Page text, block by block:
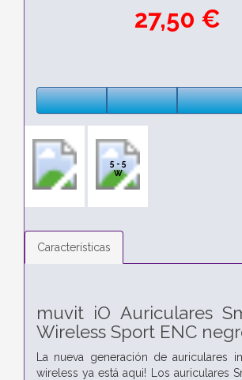
27,50 €
5 - 5
W
Características
muvit iO Auriculares
Wireless Sport ENC
La nueva generación de auriculares
wireless ya está aqui! Los auriculares